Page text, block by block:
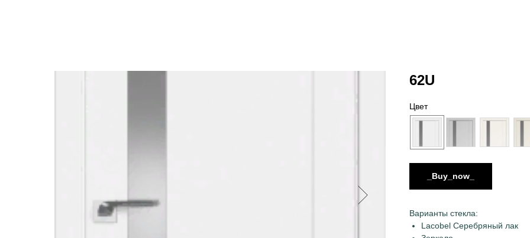
62U
Цвет
_Buy_now_
Варианты стекла:
Lacobel Серебряный лак